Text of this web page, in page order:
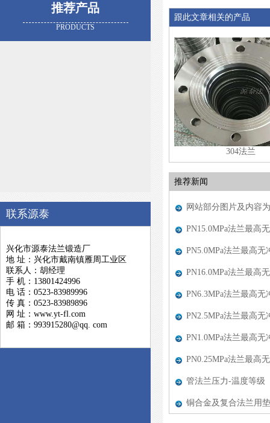
推荐产品
PRODUCTS
联系源泰
兴化市源泰法兰锻造厂
地 址：兴化市戴南镇雁周工业区
联系人：胡经理
手 机：13801424996
电 话：0523-83989996
传 真：0523-83989896
网 址：www.yt-fl.com
邮 箱：993915280@qq. com
跟此文章相关的产品
304法兰
推荐新闻
网站部分图片及内容
PN15.0MPa法兰最高
PN5.0MPa法兰最高
PN16.0MPa法兰最高
PN6.3MPa法兰最高
PN2.5MPa法兰最高
PN1.0MPa法兰最高无
PN0.25MPa法兰最高
管法兰压力-温度等级
铜合金及复合法兰用